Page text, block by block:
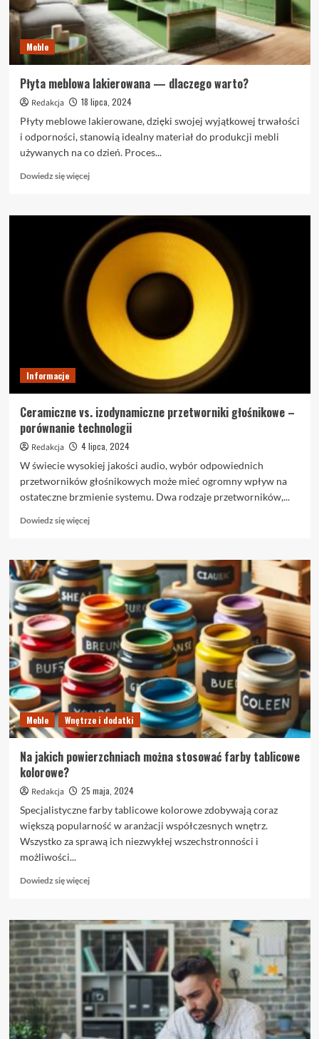
lub
lokalu?
Meble
Płyta meblowa lakierowana — dlaczego warto?
Redakcja
18 lipca, 2024
Płyty meblowe lakierowane, dzięki swojej wyjątkowej trwałości
i odporności, stanowią idealny materiał do produkcji mebli
używanych na co dzień. Proces...
Dowiedz się więcejDowiedz
o
Płyta
meblowa
lakierowana
—
dlaczego
warto?
Informacje
Ceramiczne vs. izodynamiczne przetworniki głośnikowe –
porównanie technologii
Redakcja
4 lipca, 2024
W świecie wysokiej jakości audio, wybór odpowiednich
przetworników głośnikowych może mieć ogromny wpływ na
ostateczne brzmienie systemu. Dwa rodzaje przetworników,...
Dowiedz się więcejDowiedz
o
Ceramiczne
vs. izodynamiczne
przetworniki
głośnikowe
–
porównanie
technologii
Meble Wnętrze i dodatki
Na jakich powierzchniach można stosować farby tablicowe
kolorowe?
Redakcja
25 maja, 2024
Specjalistyczne farby tablicowe kolorowe zdobywają coraz
większą popularność w aranżacji współczesnych wnętrz.
Wszystko za sprawą ich niezwykłej wszechstronności i
możliwości...
Dowiedz się więcejDowiedz
o
Na
jakich
powierzchniach
można
stosować
farby
tablicowe
kolorowe?